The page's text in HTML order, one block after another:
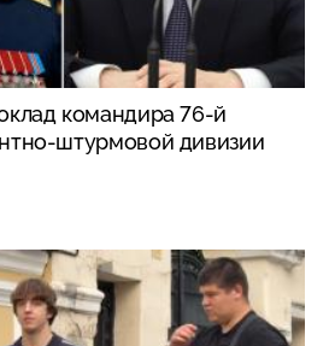
командира 76-й
штурмовой дивизии